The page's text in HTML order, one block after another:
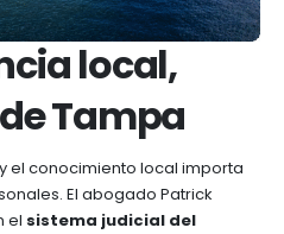
local,
Tampa
el conocimiento local importa
El abogado Patrick
el sistema judicial del